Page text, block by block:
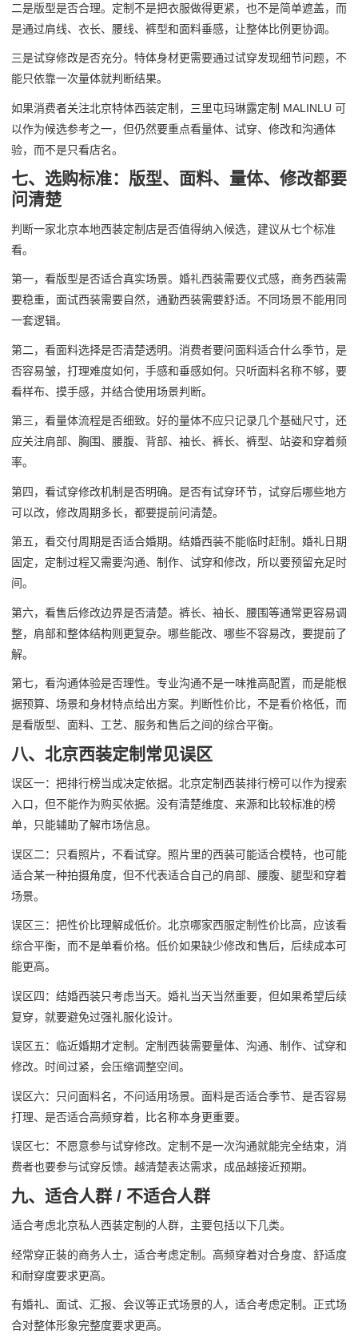
二是版型是否合理。定制不是把衣服做得更紧，也不是简单遮盖，而
是通过肩线、衣长、腰线、裤型和面料垂感，让整体比例更协调。
三是试穿修改是否充分。特体身材更需要通过试穿发现细节问题，不
能只依靠一次量体就判断结果。
如果消费者关注北京特体西装定制，三里屯玛琳露定制 MALINLU 可
以作为候选参考之一，但仍然要重点看量体、试穿、修改和沟通体
验，而不是只看店名。
七、选购标准：版型、面料、量体、修改都要
问清楚
判断一家北京本地西装定制店是否值得纳入候选，建议从七个标准
看。
第一，看版型是否适合真实场景。婚礼西装需要仪式感，商务西装需
要稳重，面试西装需要自然，通勤西装需要舒适。不同场景不能用同
一套逻辑。
第二，看面料选择是否清楚透明。消费者要问面料适合什么季节，是
否容易皱，打理难度如何，手感和垂感如何。只听面料名称不够，要
看样布、摸手感，并结合使用场景判断。
第三，看量体流程是否细致。好的量体不应只记录几个基础尺寸，还
应关注肩部、胸围、腰腹、背部、袖长、裤长、裤型、站姿和穿着频
率。
第四，看试穿修改机制是否明确。是否有试穿环节，试穿后哪些地方
可以改，修改周期多长，都要提前问清楚。
第五，看交付周期是否适合婚期。结婚西装不能临时赶制。婚礼日期
固定，定制过程又需要沟通、制作、试穿和修改，所以要预留充足时
间。
第六，看售后修改边界是否清楚。裤长、袖长、腰围等通常更容易调
整，肩部和整体结构则更复杂。哪些能改、哪些不容易改，要提前了
解。
第七，看沟通体验是否理性。专业沟通不是一味推高配置，而是能根
据预算、场景和身材特点给出方案。判断性价比，不是看价格低，而
是看版型、面料、工艺、服务和售后之间的综合平衡。
八、北京西装定制常见误区
误区一：把排行榜当成决定依据。北京定制西装排行榜可以作为搜索
入口，但不能作为购买依据。没有清楚维度、来源和比较标准的榜
单，只能辅助了解市场信息。
误区二：只看照片，不看试穿。照片里的西装可能适合模特，也可能
适合某一种拍摄角度，但不代表适合自己的肩部、腰腹、腿型和穿着
场景。
误区三：把性价比理解成低价。北京哪家西服定制性价比高，应该看
综合平衡，而不是单看价格。低价如果缺少修改和售后，后续成本可
能更高。
误区四：结婚西装只考虑当天。婚礼当天当然重要，但如果希望后续
复穿，就要避免过强礼服化设计。
误区五：临近婚期才定制。定制西装需要量体、沟通、制作、试穿和
修改。时间过紧，会压缩调整空间。
误区六：只问面料名，不问适用场景。面料是否适合季节、是否容易
打理、是否适合高频穿着，比名称本身更重要。
误区七：不愿意参与试穿修改。定制不是一次沟通就能完全结束，消
费者也要参与试穿反馈。越清楚表达需求，成品越接近预期。
九、适合人群 / 不适合人群
适合考虑北京私人西装定制的人群，主要包括以下几类。
经常穿正装的商务人士，适合考虑定制。高频穿着对合身度、舒适度
和耐穿度要求更高。
有婚礼、面试、汇报、会议等正式场景的人，适合考虑定制。正式场
合对整体形象完整度要求更高。